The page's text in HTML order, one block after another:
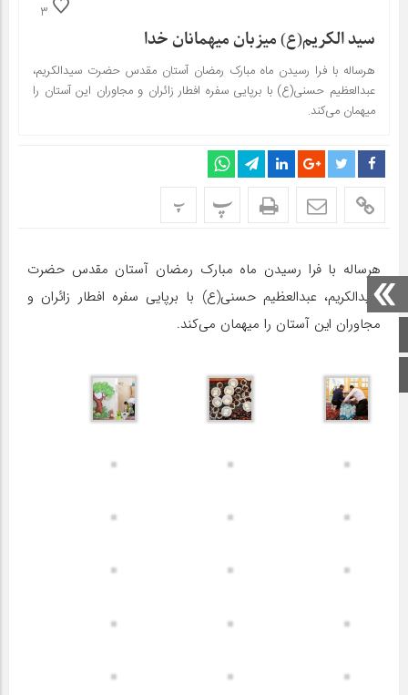
صفحه اصلی
اینستاگرام
3
سید الکریم(ع) میزبان میهمانان خدا
هرساله با فرا رسیدن ماه مبارک رمضان آستان مقدس حضرت سیدالکریم،
عبدالعظیم حسنی(ع) با برپایی سفره افطار زائران و مجاوران این آستان را
میهمان می‌کند.
پ پ
هرساله با فرا رسیدن ماه مبارک رمضان آستان مقدس حضرت
سیدالکریم، عبدالعظیم حسنی(ع) با برپایی سفره افطار زائران و
مجاوران این آستان را میهمان می‌کند.